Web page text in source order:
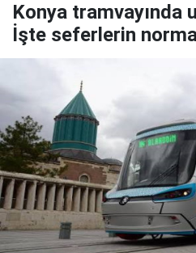
Konya tramvayında
İşte seferlerin